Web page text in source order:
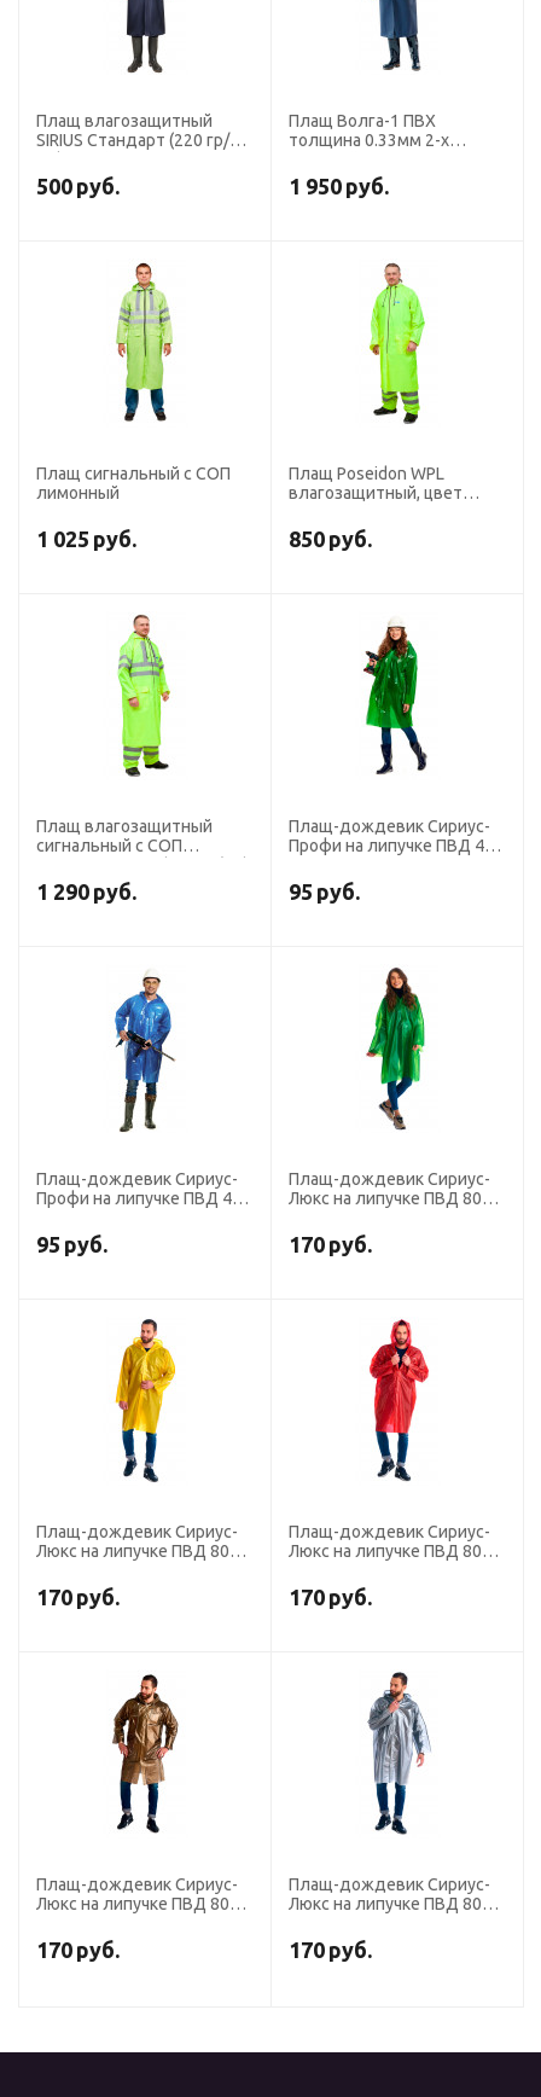
Плащ влагозащитный
SIRIUS Стандарт (220 гр/
500 руб.
Плащ Волга-1 ПВХ
толщина 0.33мм 2-х
1 950 руб.
Плащ сигнальный с СОП
лимонный
1 025 руб.
Плащ Poseidon WPL
влагозащитный, цвет
850 руб.
Плащ влагозащитный
сигнальный с СОП
лимонный
1 290 руб.
Плащ-дождевик Сириус-
Профи на липучке ПВД 45
зеленый
95 руб.
Плащ-дождевик Сириус-
Профи на липучке ПВД 45
синий
95 руб.
Плащ-дождевик Сириус-
Люкс на липучке ПВД 80
зеленый
170 руб.
Плащ-дождевик Сириус-
Люкс на липучке ПВД 80
желтый
170 руб.
Плащ-дождевик Сириус-
Люкс на липучке ПВД 80
красный
170 руб.
Плащ-дождевик Сириус-
Люкс на липучке ПВД 80
золотой
170 руб.
Плащ-дождевик Сириус-
Люкс на липучке ПВД 80
серебряный
170 руб.